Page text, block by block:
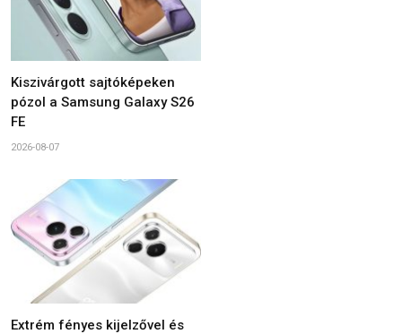
Kiszivárgott sajtóképeken
pózol a Samsung Galaxy S26
FE
2026-08-07
Extrém fényes kijelzővel és